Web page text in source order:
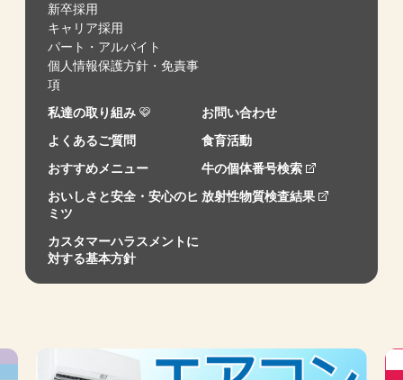
新卒採用
キャリア採用
パート・アルバイト
個人情報保護方針・免責事
項
私達の取り組み
お問い合わせ
よくあるご質問
食育活動
おすすめメニュー
牛の個体番号検索
おいしさと安全・安心のヒ
ミツ
放射性物質検査結果
カスタマーハラスメントに
対する基本方針